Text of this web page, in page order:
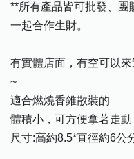
**所有產品皆可批發、團
一起合作生財。
有實體店面，有空可以
~
適合燃燒香錐散裝的
體積小，可方便拿著走動
尺寸:高約8.5*直徑約6公